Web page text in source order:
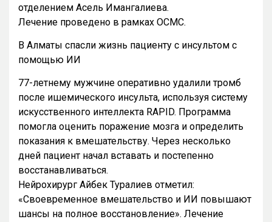
отделением Асель Имангалиева.
Лечение проведено в рамках ОСМС.
В Алматы спасли жизнь пациенту с инсультом с
помощью ИИ
77-летнему мужчине оперативно удалили тромб
после ишемического инсульта, используя систему
искусственного интеллекта RAPID. Программа
помогла оценить поражение мозга и определить
показания к вмешательству. Через несколько
дней пациент начал вставать и постепенно
восстанавливаться.
Нейрохирург Айбек Туралиев отметил:
«Своевременное вмешательство и ИИ повышают
шансы на полное восстановление». Лечение